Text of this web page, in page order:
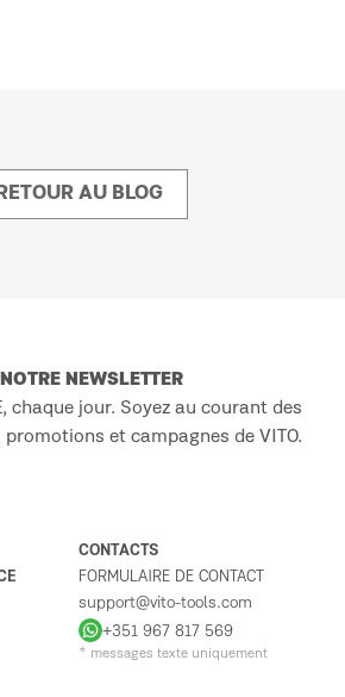
RETOUR AU BLOG
CONTACTS
FORMULAIRE DE CONTACT
support@vito-tools.com
+351 967 817 569
* messages texte uniquement
NEWSLETTER
chaque jour. Soyez au courant des
et campagnes de VITO.